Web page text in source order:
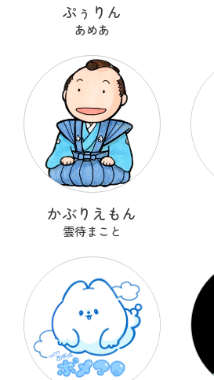
ぷぅりん
あめあ
かぶりえもん
雲待まこと